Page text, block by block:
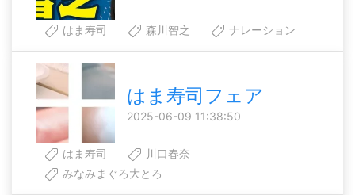
はま寿司 森川智之 ナレーション
はま寿司フェア
2025-06-09 11:38:50
はま寿司
川口春奈
みなみまぐろ大とろ